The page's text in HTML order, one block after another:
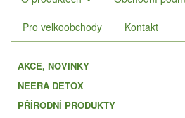
Pro velkoobchody
Kontakt
AKCE, NOVINKY
NEERA DETOX
PŘÍRODNÍ PRODUKTY